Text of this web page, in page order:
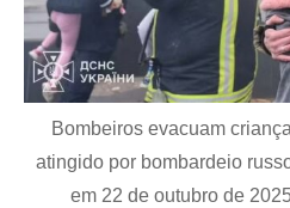
Bombeiros evacuam
atingido por bombardeio
em 22 de outubro de